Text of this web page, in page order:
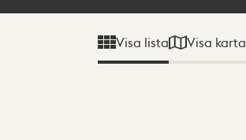
Visa lista Visa karta